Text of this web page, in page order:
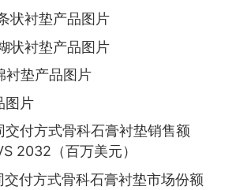
状衬垫产品图片
状衬垫产品图片
衬垫产品图片
图片
交付方式骨科石膏衬垫销售额
2032（百万美元）
交付方式骨科石膏衬垫市场份额